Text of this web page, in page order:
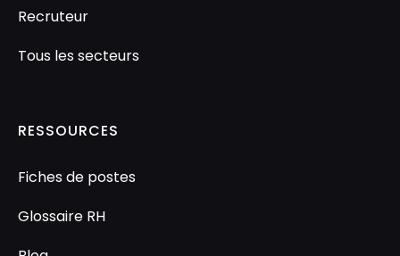
Recruteur
Tous les secteurs
RESSOURCES
Fiches de postes
Glossaire RH